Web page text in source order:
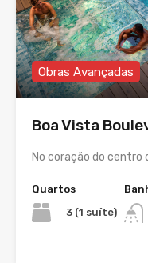
Obras Avançadas
Boa Vista
No coração do centro
Quartos
3 (1 suíte)